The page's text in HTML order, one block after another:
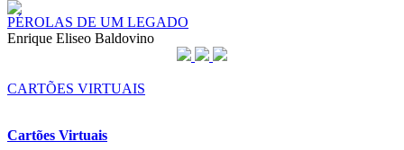
PÉROLAS DE UM LEGADO
Enrique Eliseo Baldovino
CARTÕES VIRTUAIS
Cartões Virtuais